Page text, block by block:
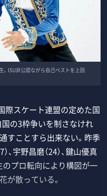
。ISU非公認ながら自己ベストを上回
際スケート連盟の定めた国
国の3枠争いを制さなけれ
すことすら出来ない。昨季
、宇野昌磨（24）、鍵山優真
のプロ転向により構図が一
が散っている。